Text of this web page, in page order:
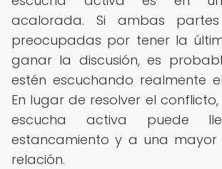
acalorada. Si ambas
preocupadas por tener la
ganar la discusión, es
estén escuchando realmente
En lugar de resolver el
escucha activa puede
estancamiento y a una mayor
relación.